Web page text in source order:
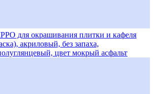
для окрашивания плитки и кафеля
акриловый, без запаха,
цвет мокрый асфальт